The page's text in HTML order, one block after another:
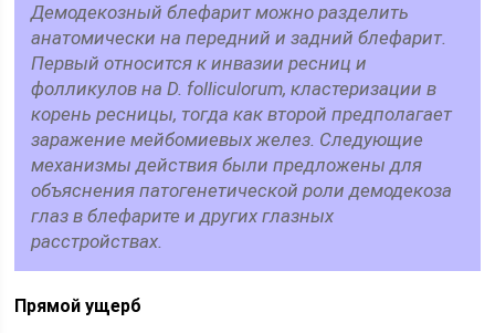
Демодекозный блефарит можно разделить
анатомически на передний и задний блефарит.
Первый относится к инвазии ресниц и
фолликулов на D. folliculorum, кластеризации в
корень ресницы, тогда как второй предполагает
заражение мейбомиевых желез. Следующие
механизмы действия были предложены для
объяснения патогенетической роли демодекоза
глаз в блефарите и других глазных
расстройствах.
Прямой ущерб